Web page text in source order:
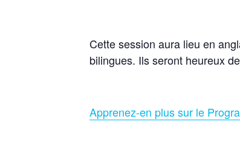
Cette session aura lieu en
bilingues. Ils seront heureux
Apprenez-en plus sur le